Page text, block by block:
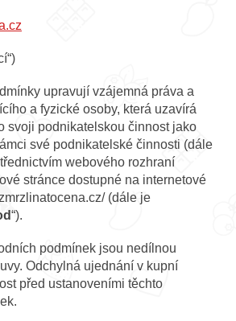
upravují vzájemná práva a
a fyzické osoby, která uzavírá
svoji podnikatelskou činnost jako
své podnikatelské činnosti (dále
webového rozhraní
stránce dostupné na internetové
(dále je
“).
podmínek jsou nedílnou
Odchylná ujednání v kupní
před ustanoveními těchto